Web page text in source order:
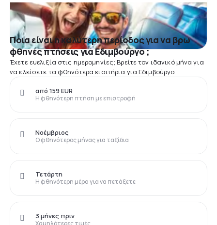
Ποια είναι η καλύτερη περίοδος για να βρω
φθηνές πτήσεις για Εδιμβούργο ;
Έχετε ευελιξία στις ημερομηνίες; Βρείτε τον ιδανικό μήνα για
να κλείσετε τα φθηνότερα εισιτήρια για Εδιμβούργο
Η φθηνότερη πτήση με επιστροφή
από 159 EUR
Ο φθηνότερος μήνας για ταξίδια
Νοέμβριος
Η φθηνότερη μέρα για να πετάξετε
Τετάρτη
Χαμηλότερες τιμές
3 μήνες πριν